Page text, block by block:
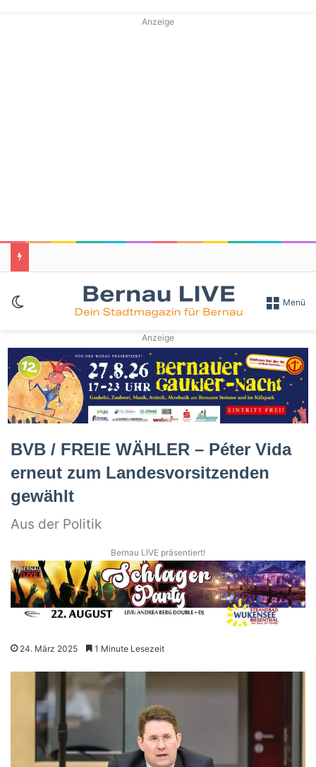
Anzeige
Skin umschalten Menü
Anzeige
BVB / FREIE WÄHLER – Péter Vida
erneut zum Landesvorsitzenden
gewählt
Aus der Politik
Bernau LIVE präsentiert!
24. März 2025 1 Minute Lesezeit